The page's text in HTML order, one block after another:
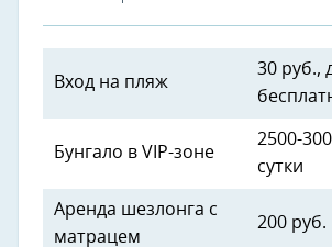
Вход на пляж
30 руб.,
Бунгало в VIP-зоне
2500-
сутки
Аренда шезлонга с
матрацем
200 руб.